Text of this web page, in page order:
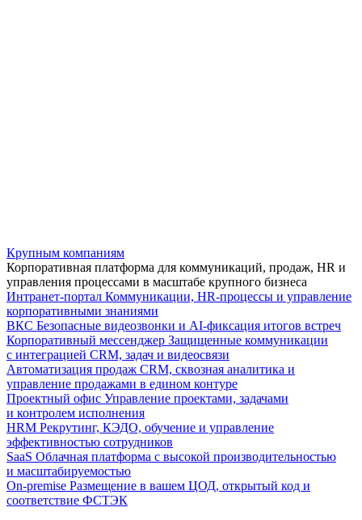
Крупным компаниям
Корпоративная платформа для коммуникаций, продаж, HR и
управления процессами в масштабе крупного бизнеса
Интранет-портал Коммуникации, HR-процессы и управление
корпоративными знаниями
ВКС Безопасные видеозвонки и AI-фиксация итогов встреч
Корпоративный мессенджер Защищенные коммуникации
с интеграцией CRM, задач и видеосвязи
Автоматизация продаж CRM, сквозная аналитика и
управление продажами в едином контуре
Проектный офис Управление проектами, задачами
и контролем исполнения
HRM Рекрутинг, КЭДО, обучение и управление
эффективностью сотрудников
SaaS Облачная платформа с высокой производительностью
и масштабируемостью
On-premise Размещение в вашем ЦОД, открытый код и
соответствие ФСТЭК